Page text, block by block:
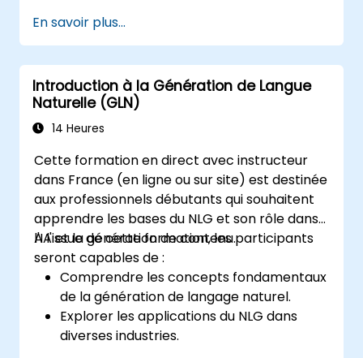
Optimiser les résultats du NLG en termes
de fluidité, de cohérence et de
pertinence.
Évaluer la qualité du texte généré à l'aide
de mesures automatisées et humaines.
En savoir plus...
Introduction à la Génération de Langue
Naturelle (GLN)
14 Heures
Cette formation en direct avec instructeur
dans France (en ligne ou sur site) est destinée
aux professionnels débutants qui souhaitent
apprendre les bases du NLG et son rôle dans
l'IA et la génération de contenu.
A l'issue de cette formation, les participants
seront capables de :
Comprendre les concepts fondamentaux
de la génération de langage naturel.
Explorer les applications du NLG dans
diverses industries.